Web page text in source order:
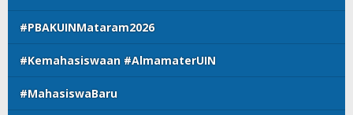
#PBAKUINMataram2026
#Kemahasiswaan #AlmamaterUIN
#MahasiswaBaru